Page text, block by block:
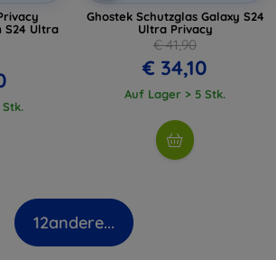
S24 Ultra
Ghostek Schutzglas Galaxy S24
Ultra Privacy
€ 41,90
€ 34,10
Auf Lager > 5 Stk.
12andere...